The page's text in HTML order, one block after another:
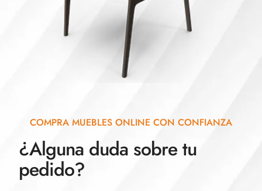
COMPRA MUEBLES ONLINE CON CONFIANZA
¿Alguna duda sobre tu
pedido?